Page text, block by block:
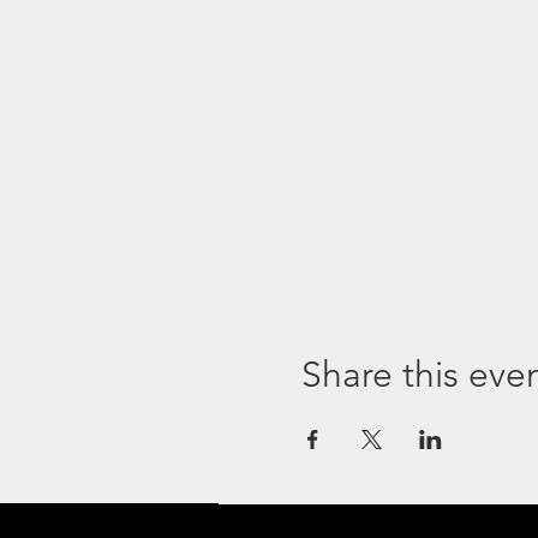
Share this